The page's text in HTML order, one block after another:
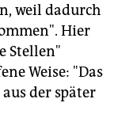
weil dadurch
Hier
Stellen"
Weise: "Das
der später